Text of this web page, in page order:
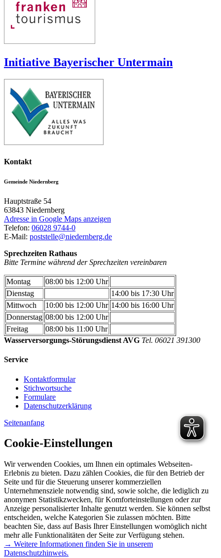
Initiative Bayerischer Untermain
Kontakt
Gemeinde Niedernberg
Hauptstraße 54
63843 Niedernberg
Adresse in Google Maps anzeigen
Telefon: 06028 9744-0
E-Mail: poststelle@niedernberg.de
Sprechzeiten Rathaus
Bitte Termine während der Sprechzeiten vereinbaren
Montag
08:00 bis 12:00 Uhr
Dienstag
14:00 bis 17:30 Uhr
Mittwoch
10:00 bis 12:00 Uhr 14:00 bis 16:00 Uhr
Donnerstag 08:00 bis 12:00 Uhr
Freitag
08:00 bis 11:00 Uhr
Wasserversorgungs-Störungsdienst AVG Tel. 06021 391300
Service
Kontaktformular
Stichwortsuche
Formulare
Datenschutzerklärung
Seitenanfang
Cookie-Einstellungen
Wir verwenden Cookies, um Ihnen ein optimales Webseiten-
Erlebnis zu bieten. Dazu zählen Cookies, die für den Betrieb der
Seite und für die Steuerung unserer kommerziellen
Unternehmensziele notwendig sind, sowie solche, die lediglich zu
anonymen Statistikzwecken, für Komforteinstellungen oder zur
Anzeige personalisierter Inhalte genutzt werden. Sie können selbst
entscheiden, welche Kategorien Sie zulassen möchten. Bitte
beachten Sie, dass auf Basis Ihrer Einstellungen womöglich nicht
mehr alle Funktionalitäten der Seite zur Verfügung stehen.
→ Weitere Informationen finden Sie in unserem
Datenschutzhinweis.